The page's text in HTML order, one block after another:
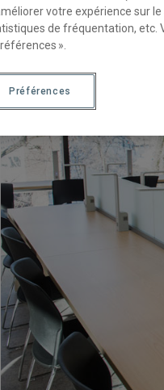
Six bibliothécaires de
votre expérience sur
de fréquentation, etc.
».
Préférences